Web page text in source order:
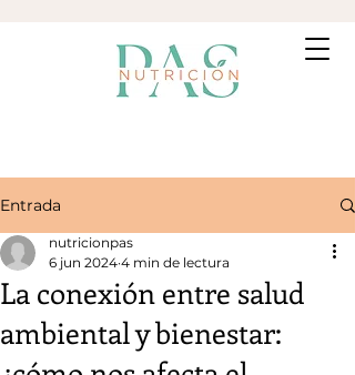
Entrada
La conexión entre salud
ambiental y bienestar:
nutricionpas
6 jun 2024 4 min de lectura